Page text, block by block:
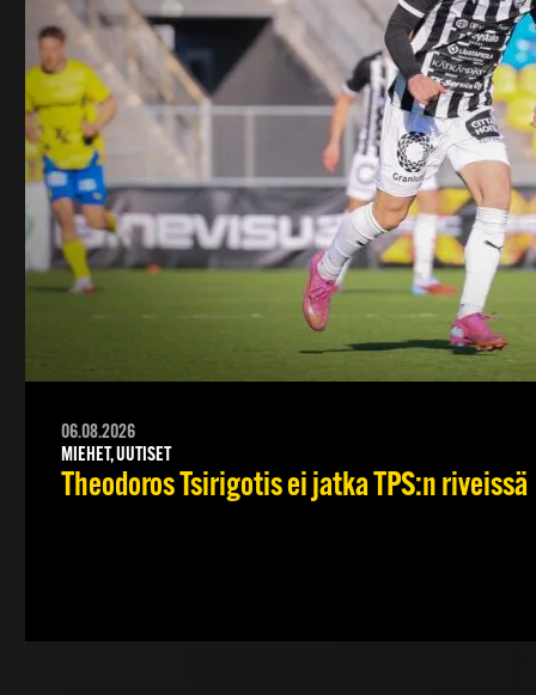
06.08.2026
MIEHET, UUTISET
Theodoros Tsirigotis ei jatka TPS:n riveissä